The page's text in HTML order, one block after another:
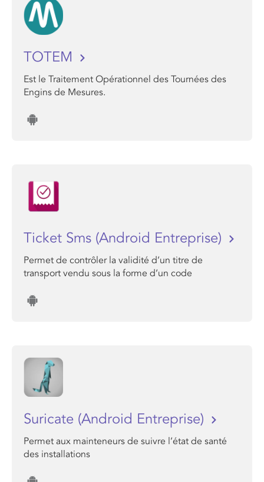
TOTEM
Est le Traitement Opérationnel des Tournées des
Engins de Mesures.
Ticket Sms (Android Entreprise)
Permet de contrôler la validité d’un titre de
transport vendu sous la forme d’un code
Suricate (Android Entreprise)
Permet aux mainteneurs de suivre l’état de santé
des installations